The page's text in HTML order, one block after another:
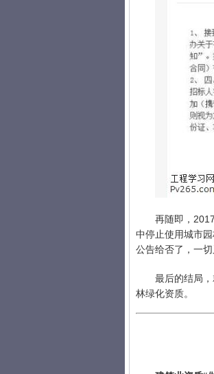
再随即，
中停止使用城市
公告给否了，一切
最后的结局
林绿化资质。